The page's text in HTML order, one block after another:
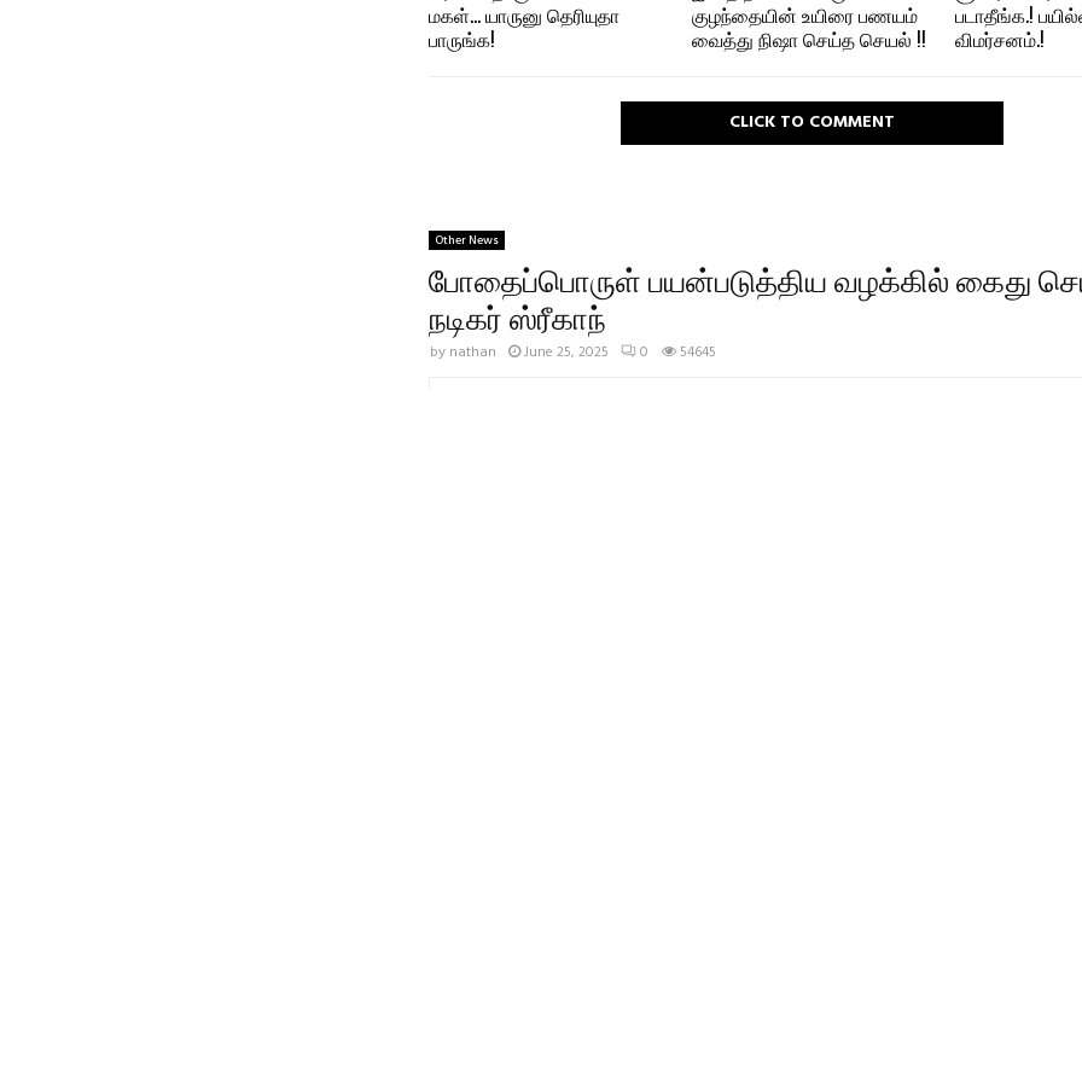
மகள்… யாருனு தெரியுதா
பாருங்க!
குழந்தையின் உயிரை பணயம்
வைத்து நிஷா செய்த செயல் !!
படாதீங்க.!
விமர்சனம்.!
CLICK TO COMMENT
Other News
போதைப்பொருள் பயன்படுத்திய வழக்கில் கைது
நடிகர் ஸ்ரீகாந்
by nathan June 25, 2025 0 54645